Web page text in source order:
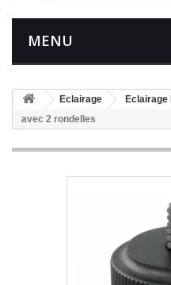
MENU
Eclairage Eclairage
avec 2 rondelles